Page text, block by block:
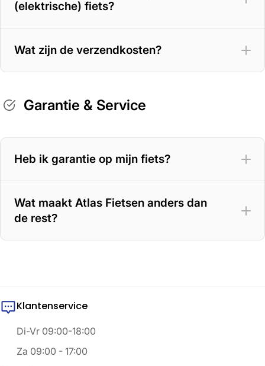
(elektrische) fiets?
Wat zijn de verzendkosten?
Garantie & Service
Heb ik garantie op mijn fiets?
Wat maakt Atlas Fietsen anders dan
de rest?
Klantenservice
Di-Vr 09:00-18:00
Za 09:00 - 17:00